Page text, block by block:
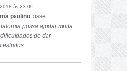
às 23:00
paulino disse:
possa ajudar muita
de dar
estudos.